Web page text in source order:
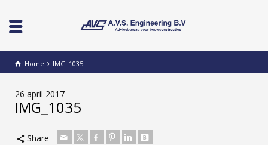
Home IMG_1035
26 april 2017
IMG_1035
Share